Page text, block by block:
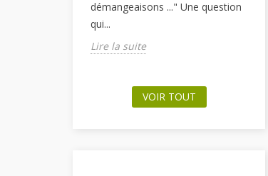
démangeaisons ..." Une question
qui...
Lire la suite
VOIR TOUT